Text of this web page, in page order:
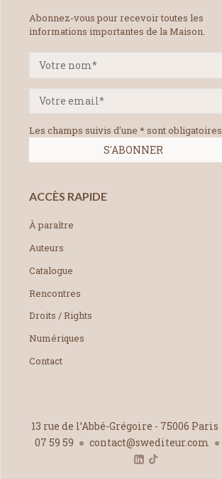
Abonnez-vous pour recevoir toutes les
informations importantes de la Maison.
Les champs suivis d'une * sont obligatoires
ACCÈS RAPIDE
À paraître
Auteurs
Catalogue
Rencontres
Droits / Rights
Numériques
Contact
13 rue de l’Abbé-Grégoire - 75006 Paris
07 59 59
contact@swediteur.com